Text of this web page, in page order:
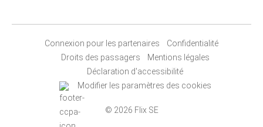
Connexion pour les partenaires
Confidentialité
Droits des passagers
Mentions légales
Déclaration d'accessibilité
Modifier les paramètres des cookies
© 2026 Flix SE